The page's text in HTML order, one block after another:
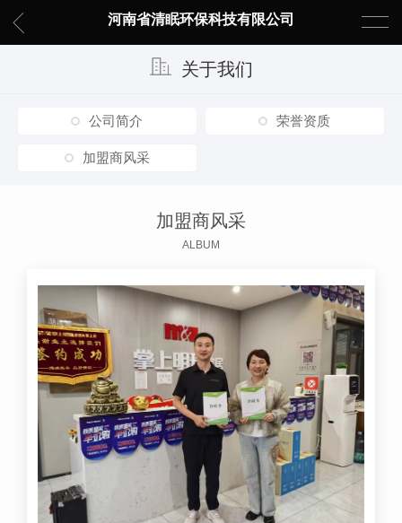
河南省清眠环保科技有限公司
关于我们
公司简介 荣誉资质
加盟商风采
加盟商风采
ALBUM